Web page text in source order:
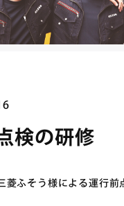
検の研修
菱ふそう様による運行前